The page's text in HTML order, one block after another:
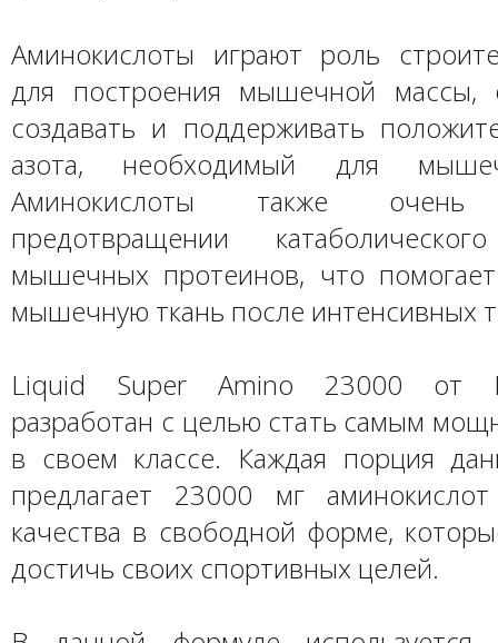
Аминокислоты играют роль
для построения мышечной массы,
создавать и поддерживать
азота, необходимый для
Аминокислоты также
предотвращении
мышечных протеинов, что помогает
мышечную ткань после интенсивных
Liquid Super Amino 23000 от
разработан с целью стать самым
в своем классе. Каждая порция
предлагает 23000 мг
качества в свободной форме,
достичь своих спортивных целей.